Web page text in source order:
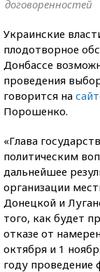
договоренностей
Украинские
плодотворное
Донбассе
проведения
говорится на
Порошенко.
«Глава
политическим
дальнейшее
организации
Донецкой и
того, как будет
отказе от
октября и 1
году проведение